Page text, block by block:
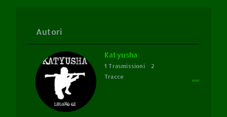
Autori
Katyusha
1 Trasmissioni
2
Tracce